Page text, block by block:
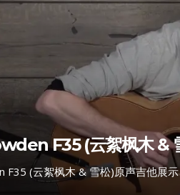
F35 (云絮枫木 &
F35 (云絮枫木 & 雪松)原声吉他展